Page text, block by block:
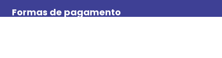
Formas de pagamento